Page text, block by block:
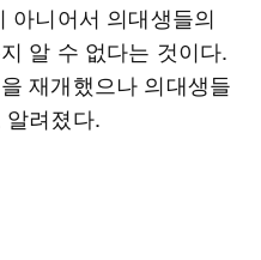
아니어서 의대생들의
알 수 없다는 것이다.
재개했으나 의대생들
려졌다.